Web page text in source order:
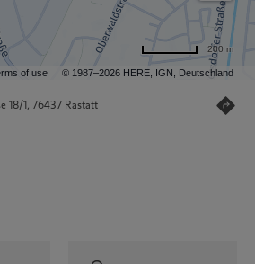
of use © 1987–2026 HERE, IGN, Deutschland
200 m
18/1, 76437 Rastatt